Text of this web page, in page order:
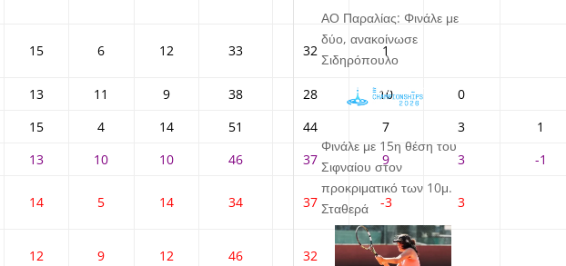
15 6 12 33 32 1
13 11 9 38 28 10
0
15 4 14 51 44 7 3
1
13 10 10 46 37 9 3 -1
14 5 14 34 37 -3 3
12 9 12 46 32 14
ΑΟ Παραλίας: Φινάλε με
δύο, ανακοίνωσε
Σιδηρόπουλο
Φινάλε με 15η θέση του
Σιφναίου στον
προκριματικό των 10μ.
Σταθερά